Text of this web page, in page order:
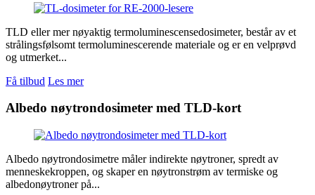
TLD eller mer nøyaktig termoluminescensedosimeter, består av et
strålingsfølsomt termoluminescerende materiale og er en velprøvd
og utmerket...
Få tilbud Les mer
Albedo nøytrondosimeter med TLD-kort
Albedo nøytrondosimetre måler indirekte nøytroner, spredt av
menneskekroppen, og skaper en nøytronstrøm av termiske og
albedonøytroner på...